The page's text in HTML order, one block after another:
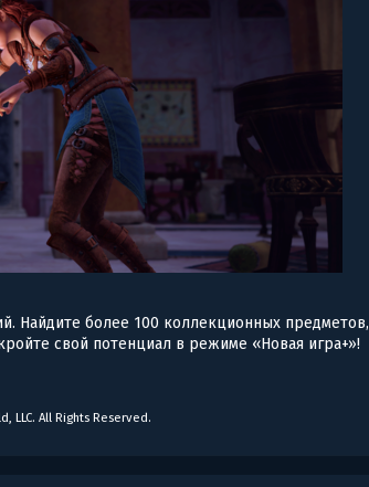
Найдите более 100 коллекционных предметов,
свой потенциал в режиме «Новая игра+»!
LLC. All Rights Reserved.